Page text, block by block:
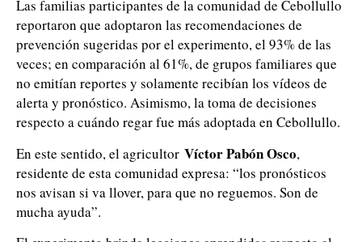
Las familias participantes de la comunidad de Cebollullo
reportaron que adoptaron las recomendaciones de
prevención sugeridas por el experimento, el 93% de las
veces; en comparación al 61%, de grupos familiares que
no emitían reportes y solamente recibían los vídeos de
alerta y pronóstico. Asimismo, la toma de decisiones
respecto a cuándo regar fue más adoptada en Cebollullo.
En este sentido, el agricultor Víctor Pabón Osco,
residente de esta comunidad expresa: “los pronósticos
nos avisan si va llover, para que no reguemos. Son de
mucha ayuda”.